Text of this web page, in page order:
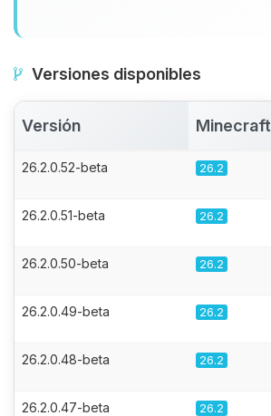
Versiones disponibles
Versión Minecraft
26.2.0.52-beta 26.2
26.2.0.51-beta 26.2
26.2.0.50-beta 26.2
26.2.0.49-beta 26.2
26.2.0.48-beta 26.2
26.2.0.47-beta 26.2